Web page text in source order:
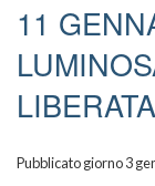
11
Pubblicato giorno 3